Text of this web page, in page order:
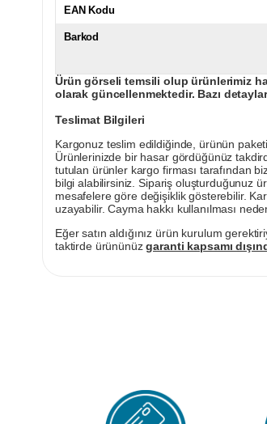
EAN Kodu
Barkod
Ürün görseli temsili olup ürünlerimiz
olarak güncellenmektedir. Bazı
Teslimat Bilgileri
Kargonuz teslim edildiğinde, ürünün
Ürünlerinizde bir hasar gördüğünüz
tutulan ürünler kargo firması tarafından
bilgi alabilirsiniz. Sipariş oluşturduğunuz
mesafelere göre değişiklik gösterebilir.
uzayabilir. Cayma hakkı kullanılması
Eğer satın aldığınız ürün kurulum
taktirde ürününüzgaranti kapsamı